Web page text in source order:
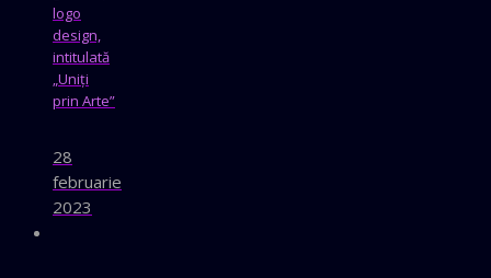
logo
design,
intitulată
„Uniți
prin Arte”
28
februarie
2023